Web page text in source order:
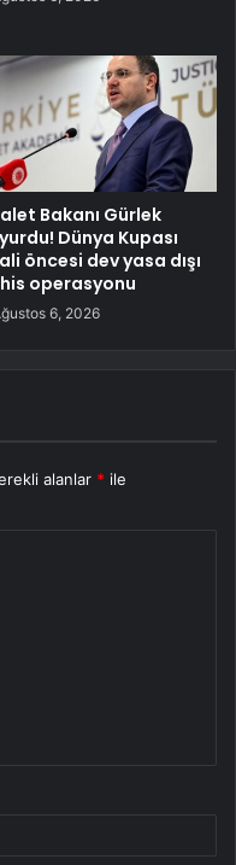
Bakanı Gürlek
Dünya Kupası
öncesi dev yasa dışı
operasyonu
6, 2026
alanlar * ile